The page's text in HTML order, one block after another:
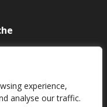
experience,
analyse our traffic.